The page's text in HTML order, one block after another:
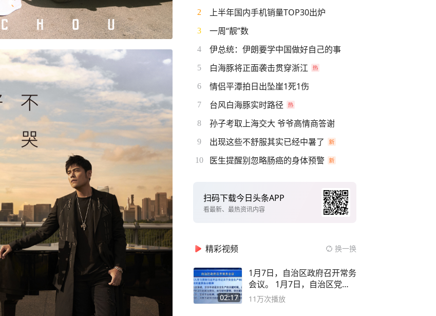
2 上半年国内手机销量TOP30出炉
3 一周“靓”数
4 伊总统：伊朗要学中国做好自己的事
5 白海豚将正面袭击贯穿浙江
6 情侣平潭拍日出坠崖1死1伤
7 台风白海豚实时路径
8 孙子考取上海交大 爷爷高情商答谢
9 出现这些不舒服其实已经中暑了
10 医生提醒别忽略肠癌的身体预警
扫码下载今日头条APP
看最新、最热资讯内容
精彩视频 换一换
02:17
1月7日，自治区政府召开常务
会议。 1月7日，自治区党委
副书记
11万次播放